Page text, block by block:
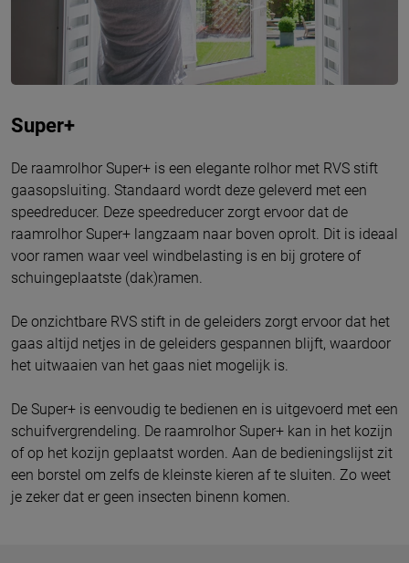
Super+
De raamrolhor Super+ is een elegante rolhor met RVS stift
gaasopsluiting. Standaard wordt deze geleverd met een
speedreducer. Deze speedreducer zorgt ervoor dat de
raamrolhor Super+ langzaam naar boven oprolt. Dit is ideaal
voor ramen waar veel windbelasting is en bij grotere of
schuingeplaatste (dak)ramen.
De onzichtbare RVS stift in de geleiders zorgt ervoor dat het
gaas altijd netjes in de geleiders gespannen blijft, waardoor
het uitwaaien van het gaas niet mogelijk is.
De Super+ is eenvoudig te bedienen en is uitgevoerd met een
schuifvergrendeling. De raamrolhor Super+ kan in het kozijn
of op het kozijn geplaatst worden. Aan de bedieningslijst zit
een borstel om zelfs de kleinste kieren af te sluiten. Zo weet
je zeker dat er geen insecten binenn komen.